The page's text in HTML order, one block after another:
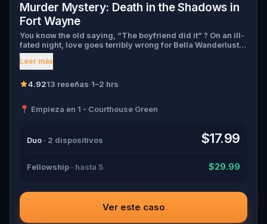
Murder Mystery: Death in the Shadows in
Fort Wayne
You know the old saying, “The boyfriend did it” ? On an ill-
fated night, love goes terribly wrong for Bella Wanderlust
and Walter Bridges . Bella, a famous travel blogger, was
found dead during a ghost tour led by the theatrical Percy
Walter, the obsessed boyfriend? Percy, the ghost tour
suspects, and expose the real murderer before they strike
Leer más
4.9213 reseñas·1–2 hrs
📍 Empieza en 1 - Courthouse Green
Duo · 2 dispositivos $17.99
Fellowship · hasta 5 $29.99
Ver este caso